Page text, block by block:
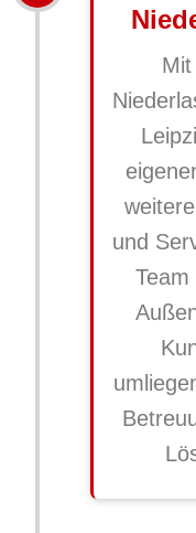
und
Team